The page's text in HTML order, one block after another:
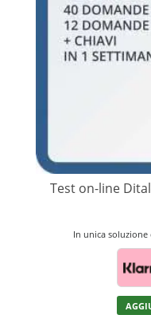
Test on-line
In unica